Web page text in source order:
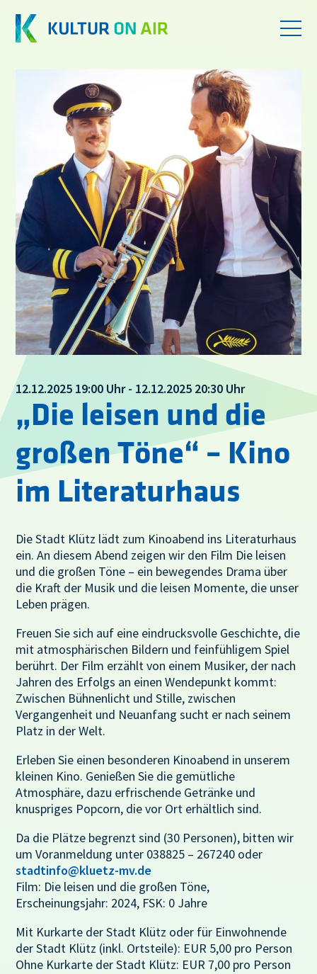
12.12.2025 19:00 Uhr - 12.12.2025 20:30 Uhr
„Die leisen und die
großen Töne“ – Kino
im Literaturhaus
Die Stadt Klütz lädt zum Kinoabend ins Literaturhaus
ein. An diesem Abend zeigen wir den Film Die leisen
und die großen Töne – ein bewegendes Drama über
die Kraft der Musik und die leisen Momente, die unser
Leben prägen.
Freuen Sie sich auf eine eindrucksvolle Geschichte, die
mit atmosphärischen Bildern und feinfühligem Spiel
berührt. Der Film erzählt von einem Musiker, der nach
Jahren des Erfolgs an einen Wendepunkt kommt:
Zwischen Bühnenlicht und Stille, zwischen
Vergangenheit und Neuanfang sucht er nach seinem
Platz in der Welt.
Erleben Sie einen besonderen Kinoabend in unserem
kleinen Kino. Genießen Sie die gemütliche
Atmosphäre, dazu erfrischende Getränke und
knuspriges Popcorn, die vor Ort erhältlich sind.
Da die Plätze begrenzt sind (30 Personen), bitten wir
um Voranmeldung unter 038825 – 267240 oder
stadtinfo@kluetz-mv.de
Film: Die leisen und die großen Töne,
Erscheinungsjahr: 2024, FSK: 0 Jahre
Mit Kurkarte der Stadt Klütz oder für Einwohnende
der Stadt Klütz (inkl. Ortsteile): EUR 5,00 pro Person
Ohne Kurkarte der Stadt Klütz: EUR 7,00 pro Person